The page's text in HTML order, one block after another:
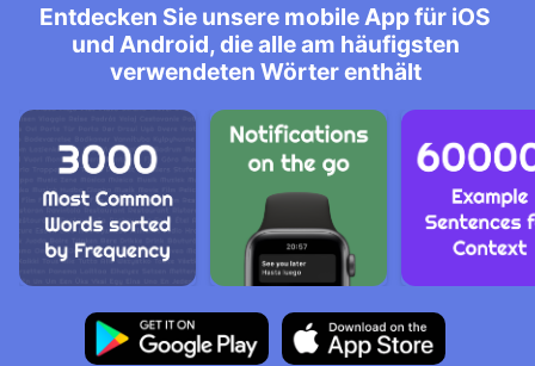
Entdecken Sie unsere mobile App für iOS
und Android, die alle am häufigsten
verwendeten Wörter enthält